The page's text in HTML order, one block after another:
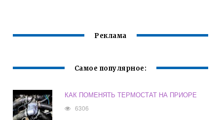
Реклама
Самое популярное:
КАК ПОМЕНЯТЬ ТЕРМОСТАТ НА ПРИОРЕ
6306